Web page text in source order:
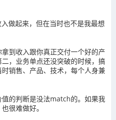
做起来，但在当时也不是我最想
到收入跟你真正交付一个好的产
，业务单点还没突破的时候，搞
销售、产品、技术，每个人身兼
的判断是没法match的。如果我
很难做好。